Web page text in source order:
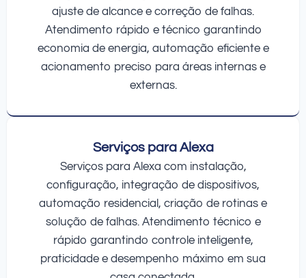
ajuste de alcance e correção de falhas.
Atendimento rápido e técnico garantindo
economia de energia, automação eficiente e
acionamento preciso para áreas internas e
externas.
Serviços para Alexa
Serviços para Alexa com instalação,
configuração, integração de dispositivos,
automação residencial, criação de rotinas e
solução de falhas. Atendimento técnico e
rápido garantindo controle inteligente,
praticidade e desempenho máximo em sua